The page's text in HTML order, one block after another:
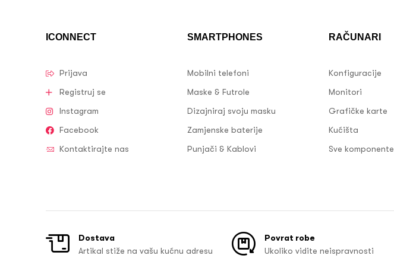
ICONNECT
Prijava
Registruj se
Instagram
Facebook
Kontaktirajte nas
SMARTPHONES
Mobilni telefoni
Maske & Futrole
Dizajniraj svoju masku
Zamjenske baterije
Punjači & Kablovi
RAČUNARI
Konfiguracije
Monitori
Grafičke karte
Kućišta
Sve komponente
Dostava
Artikal stiže na vašu kućnu adresu
Povrat robe
Ukoliko vidite neispravnosti